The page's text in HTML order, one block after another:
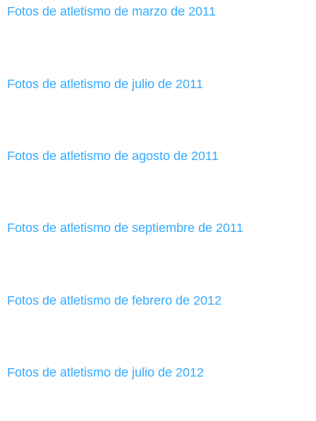
Fotos de atletismo de marzo de 2011
Fotos de atletismo de julio de 2011
Fotos de atletismo de agosto de 2011
Fotos de atletismo de septiembre de 2011
Fotos de atletismo de febrero de 2012
Fotos de atletismo de julio de 2012